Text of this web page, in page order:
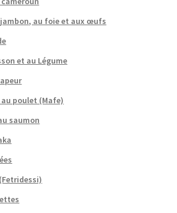
au foie et aux œufs
et au Légume
au poulet (Mafe)
saumon